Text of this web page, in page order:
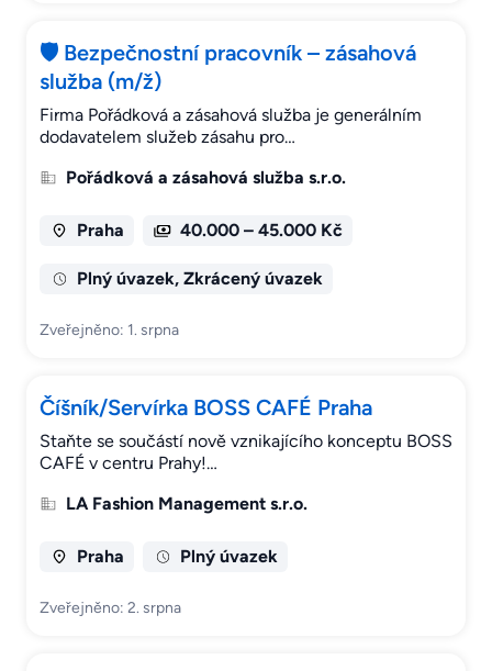
🛡️ Bezpečnostní pracovník – zásahová
služba (m/ž)
Firma Pořádková a zásahová služba je generálním
dodavatelem služeb zásahu pro…
Pořádková a zásahová služba s.r.o.
Praha 40.000 – 45.000 Kč
Plný úvazek, Zkrácený úvazek
Zveřejněno: 1. srpna
Číšník/Servírka BOSS CAFÉ Praha
Staňte se součástí nově vznikajícího konceptu BOSS
CAFÉ v centru Prahy!…
LA Fashion Management s.r.o.
Praha Plný úvazek
Zveřejněno: 2. srpna